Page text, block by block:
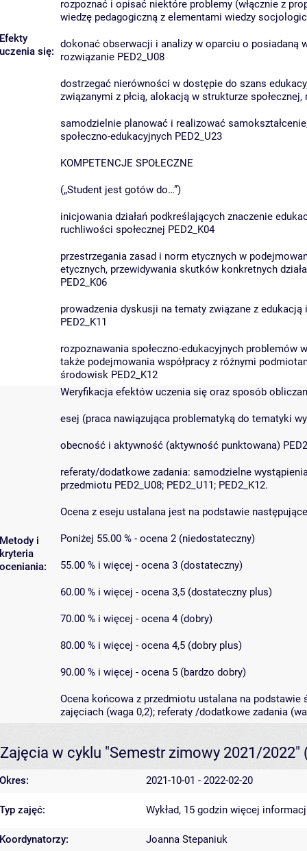
Efekty
uczenia się:
rozpoznać i opisać niektóre problemy (włącznie z
wiedzę pedagogiczną z elementami wiedzy
dokonać obserwacji i analizy w oparciu o posiadaną
rozwiązanie PED2_U08
dostrzegać nierówności w dostępie do szans
związanymi z płcią, alokacją w strukturze
samodzielnie planować i realizować
społeczno-edukacyjnych PED2_U23
KOMPETENCJE SPOŁECZNE
(„Student jest gotów do…”)
inicjowania działań podkreślających znaczenie
ruchliwości społecznej PED2_K04
przestrzegania zasad i norm etycznych w
etycznych, przewidywania skutków konkretnych
PED2_K06
prowadzenia dyskusji na tematy związane z
PED2_K11
rozpoznawania społeczno-edukacyjnych
także podejmowania współpracy z różnymi
środowisk PED2_K12
Metody i
kryteria
oceniania:
Weryfikacja efektów uczenia się oraz sposób
esej (praca nawiązująca problematyką do tematyki
obecność i aktywność (aktywność punktowana)
referaty/dodatkowe zadania: samodzielne
przedmiotu PED2_U08; PED2_U11; PED2_K12.
Ocena z eseju ustalana jest na podstawie
Poniżej 55.00 % - ocena 2 (niedostateczny)
55.00 % i więcej - ocena 3 (dostateczny)
60.00 % i więcej - ocena 3,5 (dostateczny plus)
70.00 % i więcej - ocena 4 (dobry)
80.00 % i więcej - ocena 4,5 (dobry plus)
90.00 % i więcej - ocena 5 (bardzo dobry)
Ocena końcowa z przedmiotu ustalana na
zajęciach (waga 0,2); referaty /dodatkowe zadania
Zajęcia w cyklu "Semestr zimowy 2021/2022"
Okres: 2021-10-01 - 2022-02-20
Typ zajęć: Wykład, 15 godzin więcej
Koordynatorzy:
Joanna Stepaniuk